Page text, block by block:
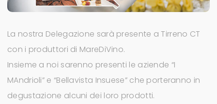
La nostra Delegazione sarà presente a Tirreno CT
con i produttori di MareDiVino.
Insieme a noi sarenno presenti le aziende “I
MAndrioli” e “Bellavista Insuese” che porteranno in
degustazione alcuni dei loro prodotti.